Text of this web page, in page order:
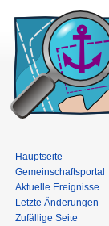
Hauptseite
Gemeinschaftsportal
Aktuelle Ereignisse
Letzte Änderungen
Zufällige Seite